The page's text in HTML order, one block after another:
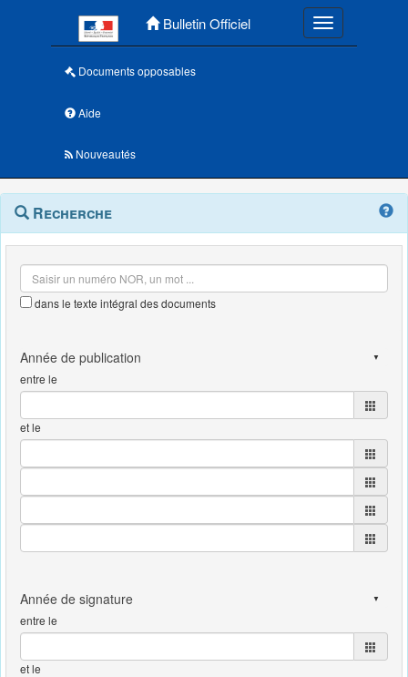
Bulletin Officiel Toggle
Documents opposables
Aide
Nouveautés
Navigation
outils
Menu
contextuel
Recherche
dans le texte intégral des documents
entre le
et le
entre le
et le